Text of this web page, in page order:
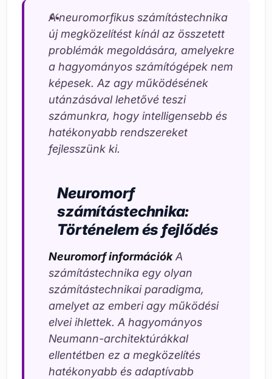
A neuromorfikus számítástechnika
új megközelítést kínál az összetett
problémák megoldására, amelyekre
a hagyományos számítógépek nem
képesek. Az agy működésének
utánzásával lehetővé teszi
számunkra, hogy intelligensebb és
hatékonyabb rendszereket
fejlesszünk ki.
Neuromorf
számítástechnika:
Történelem és fejlődés
Neuromorf információkA
számítástechnika egy olyan
számítástechnikai paradigma,
amelyet az emberi agy működési
elvei ihlettek. A hagyományos
Neumann-architektúrákkal
ellentétben ez a megközelítés
hatékonyabb és adaptívabb